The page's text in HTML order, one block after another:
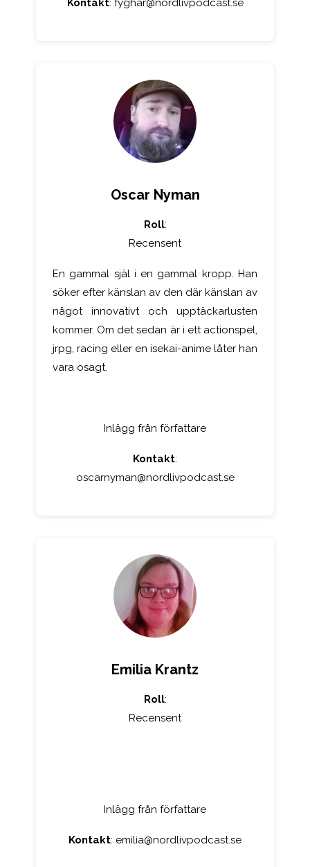
Kontakt: fyghar@nordlivpodcast.se
Oscar Nyman
Roll:
Recensent
En gammal själ i en gammal kropp. Han
söker efter känslan av den där känslan av
något innovativt och upptäckarlusten
kommer. Om det sedan är i ett actionspel,
jrpg, racing eller en isekai-anime låter han
vara osagt.
Inlägg från författare
Kontakt:
oscarnyman@nordlivpodcast.se
Emilia Krantz
Roll:
Recensent
Inlägg från författare
Kontakt: emilia@nordlivpodcast.se